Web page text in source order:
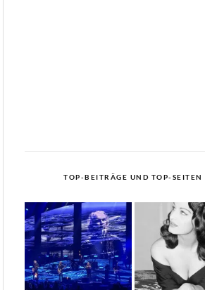
TOP-BEITRÄGE UND TOP-SEITEN